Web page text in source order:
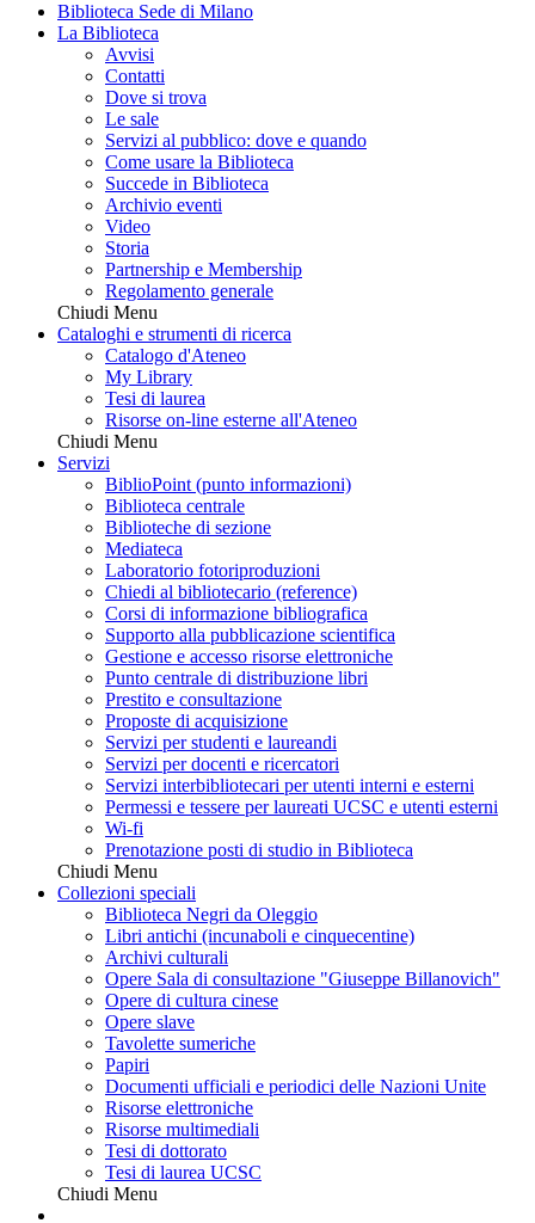
Biblioteca Sede di Milano
La Biblioteca
Avvisi
Contatti
Dove si trova
Le sale
Servizi al pubblico: dove e quando
Come usare la Biblioteca
Succede in Biblioteca
Archivio eventi
Video
Storia
Partnership e Membership
Regolamento generale
Chiudi Menu
Cataloghi e strumenti di ricerca
Catalogo d'Ateneo
My Library
Tesi di laurea
Risorse on-line esterne all'Ateneo
Chiudi Menu
Servizi
BiblioPoint (punto informazioni)
Biblioteca centrale
Biblioteche di sezione
Mediateca
Laboratorio fotoriproduzioni
Chiedi al bibliotecario (reference)
Corsi di informazione bibliografica
Supporto alla pubblicazione scientifica
Gestione e accesso risorse elettroniche
Punto centrale di distribuzione libri
Prestito e consultazione
Proposte di acquisizione
Servizi per studenti e laureandi
Servizi per docenti e ricercatori
Servizi interbibliotecari per utenti interni e esterni
Permessi e tessere per laureati UCSC e utenti esterni
Wi-fi
Prenotazione posti di studio in Biblioteca
Chiudi Menu
Collezioni speciali
Biblioteca Negri da Oleggio
Libri antichi (incunaboli e cinquecentine)
Archivi culturali
Opere Sala di consultazione "Giuseppe Billanovich"
Opere di cultura cinese
Opere slave
Tavolette sumeriche
Papiri
Documenti ufficiali e periodici delle Nazioni Unite
Risorse elettroniche
Risorse multimediali
Tesi di dottorato
Tesi di laurea UCSC
Chiudi Menu